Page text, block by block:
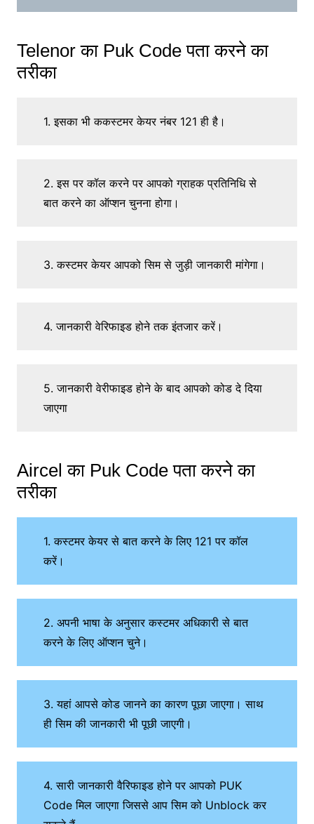
Telenor का Puk Code पता करने का
तरीका
1. इसका भी ककस्टमर केयर नंबर 121 ही है।
2. इस पर कॉल करने पर आपको ग्राहक प्रतिनिधि से
बात करने का ऑप्शन चुनना होगा।
3. कस्टमर केयर आपको सिम से जुड़ी जानकारी मांगेगा।
4. जानकारी वेरिफाइड होने तक इंतजार करें।
5. जानकारी वेरीफाइड होने के बाद आपको कोड दे दिया
जाएगा
Aircel का Puk Code पता करने का
तरीका
1. कस्टमर केयर से बात करने के लिए 121 पर कॉल
करें।
2. अपनी भाषा के अनुसार कस्टमर अधिकारी से बात
करने के लिए ऑप्शन चुने।
3. यहां आपसे कोड जानने का कारण पूछा जाएगा। साथ
ही सिम की जानकारी भी पूछी जाएगी।
4. सारी जानकारी वैरिफाइड होने पर आपको PUK
Code मिल जाएगा जिससे आप सिम को Unblock कर